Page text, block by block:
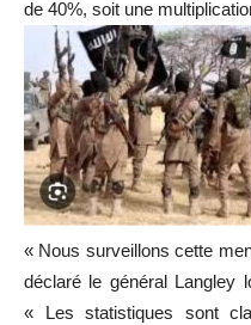
de 40%, soit une
« Nous surveillons cette
déclaré le général Langley
« Les statistiques sont